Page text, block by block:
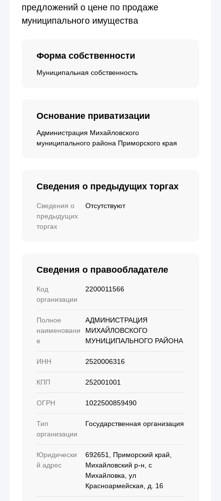
предложений о цене по продаже
муниципального имущества
Форма собственности
Муниципальная собственность
Основание приватизации
Администрация Михайловского
муниципального района Приморского края
Сведения о предыдущих торгах
Сведения о
предыдущих
торгах
Отсутствуют
Сведения о правообладателе
Код
организации
2200011566
Полное
наименовани
е
АДМИНИСТРАЦИЯ
МИХАЙЛОВСКОГО
МУНИЦИПАЛЬНОГО РАЙОНА
ИНН 2520006316
КПП 252001001
ОГРН 1022500859490
Тип
организации
Государственная организация
Юридически
й адрес
692651, Приморский край,
Михайловский р-н, с
Михайловка, ул
Красноармейская, д. 16